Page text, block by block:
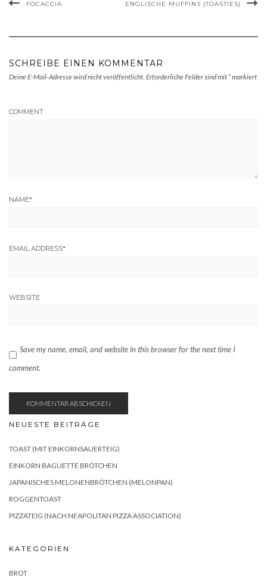
FOCACCIA ENGLISCHE MUFFINS (TOASTIES)
SCHREIBE EINEN KOMMENTAR
Deine E-Mail-Adresse wird nicht veröffentlicht. Erforderliche Felder sind mit *markiert
COMMENT
NAME*
EMAIL ADDRESS*
WEBSITE
Save my name, email, and website in this browser for the next time I
comment.
NEUESTE BEITRÄGE
TOAST (MIT EINKORNSAUERTEIG)
EINKORN BAGUETTE BRÖTCHEN
JAPANISCHES MELONENBRÖTCHEN (MELONPAN)
ROGGENTOAST
PIZZATEIG (NACH NEAPOLITAN PIZZA ASSOCIATION)
KATEGORIEN
BROT